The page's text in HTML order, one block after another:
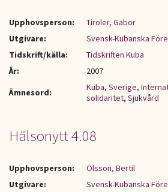
Upphovsperson:
Tiroler, Gabor
Utgivare:
Svensk-Kubanska
Tidskrift/källa:
Tidskriften Kuba
År:
2007
Ämnesord:
Kuba, Sverige,
solidaritet, Sjukvård
Hälsonytt 4.08
Upphovsperson:
Olsson, Bertil
Utgivare:
Svensk-Kubanska